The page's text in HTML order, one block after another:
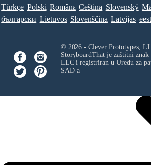
Türkçe Polski Româna Ceština Slovenský
български Lietuvos Slovenščina Latvijas
© 2026 - Clever Prototypes,
StoryboardThat je zaštitni znak
LLCi registriran u Uredu za
SAD-a